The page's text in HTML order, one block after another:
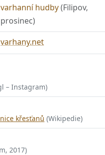
varhanní hudby(Filipov,
prosinec)
varhany.net
– Instagram)
křesťanů (Wikipedie)
2017)